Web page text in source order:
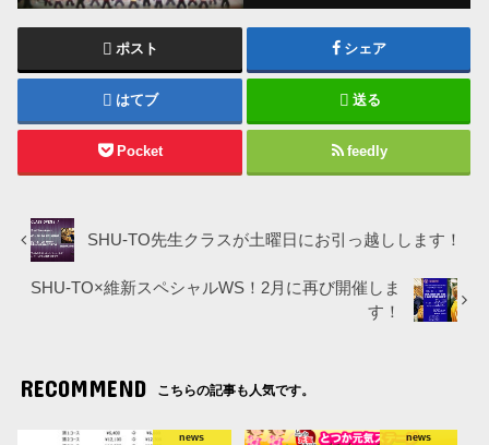
ポスト シェア
はてブ 送る
Pocket feedly
SHU-TO先生クラスが土曜日にお引っ越しします！
SHU-TO×維新スペシャルWS！2月に再び開催しま
す！
RECOMMEND こちらの記事も人気です。
news news